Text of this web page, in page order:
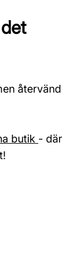
återvänd
butik - där